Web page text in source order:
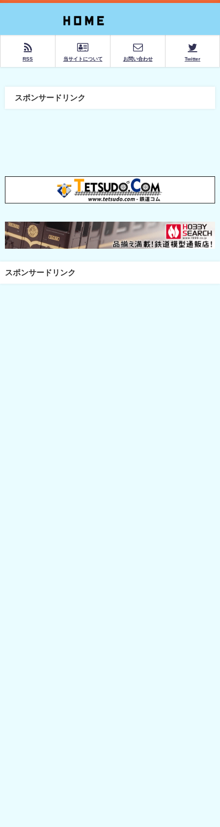
RSS 当サイトについて お問い合わせ Twitter
スポンサードリンク
スポンサードリンク